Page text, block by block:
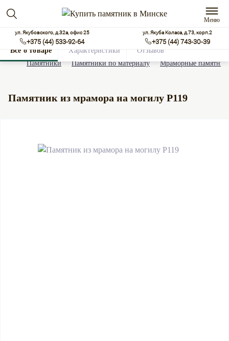
Меню
ул. Якубовского, д.32а, офис 25
+375 (44) 533-92-64
ул. Якуба Коласа, д.73, корп.2
+375 (44) 743-30-39
Памятники Памятники по материалу Мраморные
Памятник из мрамора на могилу Р119
Все о товаре Характеристики Отзывов